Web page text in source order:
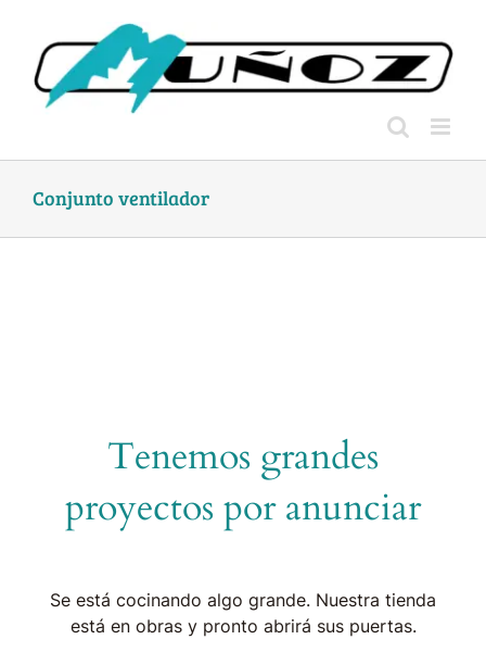
content
Conjunto ventilador
Tenemos grandes
proyectos por anunciar
Se está cocinando algo grande. Nuestra tienda
está en obras y pronto abrirá sus puertas.